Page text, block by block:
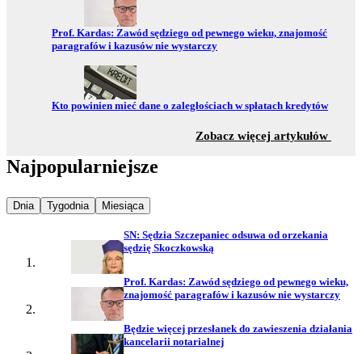
Przejdź do:
Prof. Kardas: Zawód sędziego od pewnego wieku, znajomość
paragrafów i kazusów nie wystarczy
Przejdź do:
Kto powinien mieć dane o zaległościach w spłatach kredytów
Zobacz więcej artykułów
Najpopularniejsze
Najpopularniejsze wiadomości z
Dnia Najpopularniejsze wiadomości z
Tygodnia Najpopularniejsze wiadomości z
Miesiąca
SN: Sędzia Szczepaniec odsuwa od orzekania
sędzię Skoczkowską
Prof. Kardas: Zawód sędziego od pewnego wieku,
znajomość paragrafów i kazusów nie wystarczy
Będzie więcej przesłanek do zawieszenia działania
kancelarii notarialnej